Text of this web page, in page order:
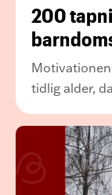
200
at blive
tidlig alder,
dag har han
fortsat en